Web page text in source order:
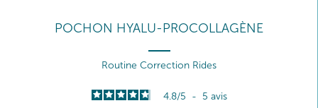
POCHON HYALU-PROCOLLAGÈNE
Routine Correction Rides
4.8/5 - 5 avis